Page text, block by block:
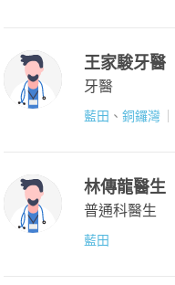
王家駿牙醫
牙醫
藍田 、 銅鑼灣
林傳龍醫生
普通科醫生
藍田